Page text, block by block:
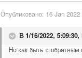
Опубликовано: 16 Jan 2022
В 1/16/2022, 5:09:30,
Но как быть с обратным